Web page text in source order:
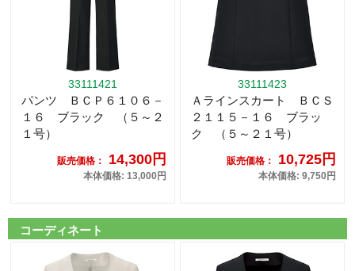
33111421
パンツ ＢＣＰ６１０６－
１６ ブラック （５～２
１号）
販売価格： 14,300円
本体価格: 13,000円
33111423
Ａラインスカート ＢＣＳ
２１１５－１６ ブラッ
ク （５～２１号）
販売価格： 10,725円
本体価格: 9,750円
コーディネート